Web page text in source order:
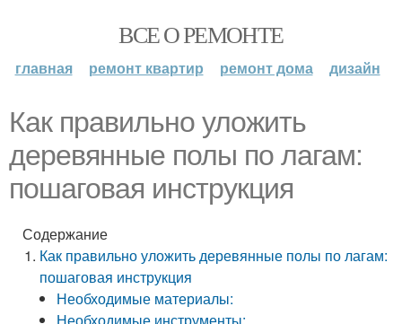
ВСЕ О РЕМОНТЕ
главная ремонт квартир ремонт дома дизайн
Как правильно уложить
деревянные полы по лагам:
пошаговая инструкция
Содержание
Как правильно уложить деревянные полы по лагам:
пошаговая инструкция
Необходимые материалы: